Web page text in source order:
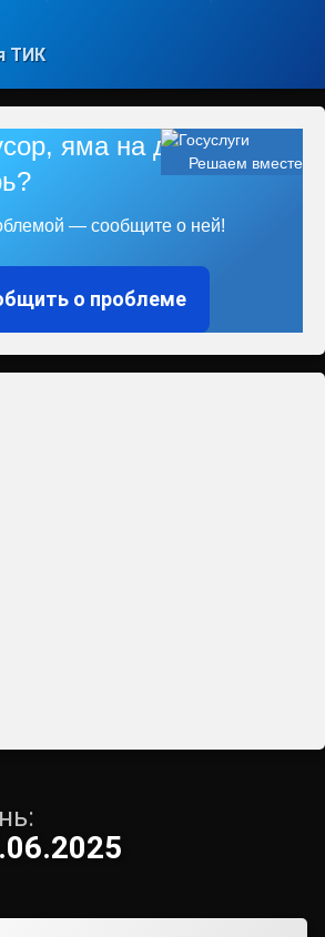
ТИК
Решаем вместе
яма на дороге, не
— сообщите о ней!
о проблеме